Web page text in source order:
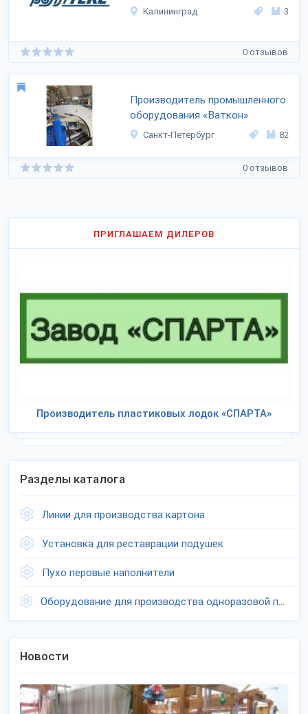
Калининград 3
0 отзывов
Производитель промышленного
оборудования «Ваткон»
Санкт-Петербург 82
0 отзывов
ПРИГЛАШАЕМ ДИЛЕРОВ
Производитель пластиковых лодок «СПАРТА»
Разделы каталога
Линии для производства картона
Установка для реставрации подушек
Пухо перовые наполнители
Оборудование для производства одноразовой посуды
Новости